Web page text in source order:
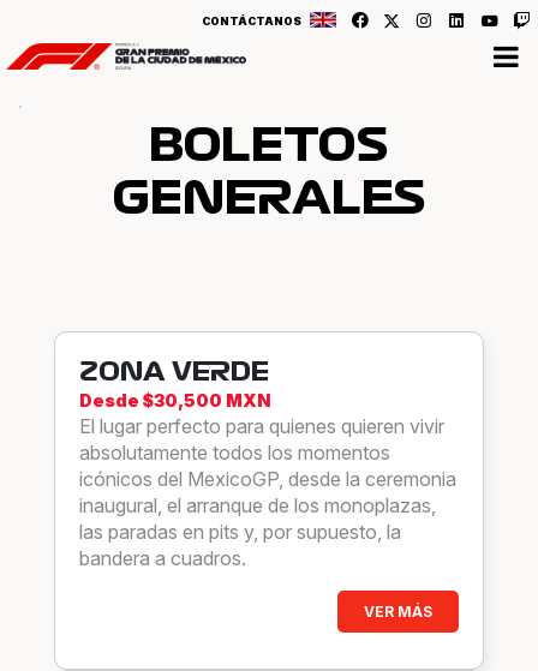
CONTÁCTANOS
BOLETOS
GENERALES
ZONA VERDE
Desde $30,500 MXN
El lugar perfecto para quienes quieren vivir
absolutamente todos los momentos
icónicos del MexicoGP, desde la ceremonia
inaugural, el arranque de los monoplazas,
las paradas en pits y, por supuesto, la
bandera a cuadros.
VER MÁS